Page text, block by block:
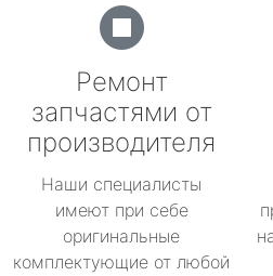
Ремонт
запчастями от
производителя
Наши специалисты
имеют при себе
оригинальные
комплектующие от любой